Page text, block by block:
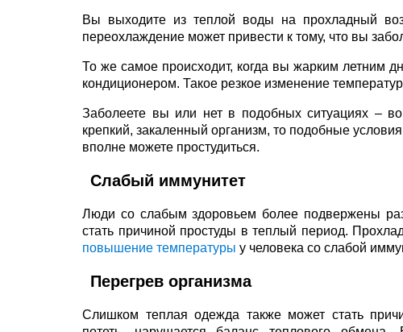
Вы выходите из теплой воды на прохладный
переохлаждение может привести к тому, что вы
То же самое происходит, когда вы жарким летним
кондиционером. Такое резкое изменение
Заболеете вы или нет в подобных ситуациях –
крепкий, закаленный организм, то подобные
вполне можете простудиться.
Слабый иммунитет
Люди со слабым здоровьем более подвержены
стать причиной простуды в теплый период.
повышение температуры у человека со слабой
Перегрев организма
Слишком теплая одежда также может стать